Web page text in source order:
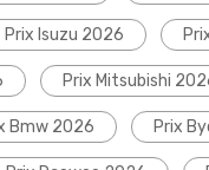
Prix Isuzu 2026
Prix Mitsubishi
Bmw 2026 Prix